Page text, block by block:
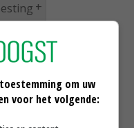
om uw
voor het volgende: